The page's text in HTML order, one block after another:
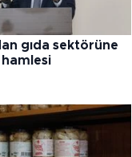
gıda sektörüne